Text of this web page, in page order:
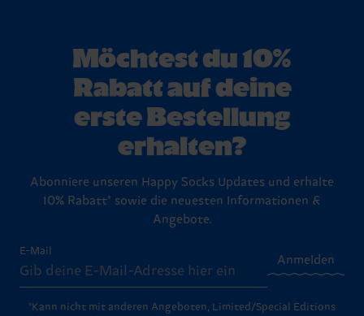
Möchtest du 10%
Rabatt auf deine
erste Bestellung
erhalten?
Abonniere unseren Happy Socks Updates und erhalte
10% Rabatt* sowie die neuesten Informationen &
Angebote.
E-Mail
Anmelden
*Kann nicht mit anderen Angeboten, Limited/Special Editions